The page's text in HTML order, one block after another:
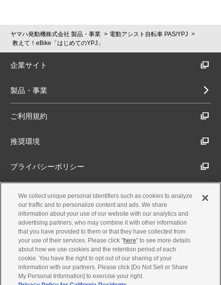
ヤマハ発動機株式会社 製品・事業
電動アシスト自転車 PAS/YPJ
教えて！eBike「はじめてのYPJ」
企業サイト
製品・事業
ご利用規約
推奨環境
プライバシーポリシー
Cookieポリシー
アクセシビリティ方針
古物営業法に基づく表示
製品・事業のお問合せ
We collect unique personal identifiers such as cookies to analyze
our traffic and to personalize content and ads. We share
information about your use of our website with our analytics and
advertising partners, who may combine it with other information
that you have provided to them or that they have collected from
your use of their services. Please click "here" to see more details
about how we use cookies and the retention period of each
cookie. You have the right to opt out of our sharing of your
information with our partners. Please click [Do Not Sell or Share
My Personal Information] to exercise your right.